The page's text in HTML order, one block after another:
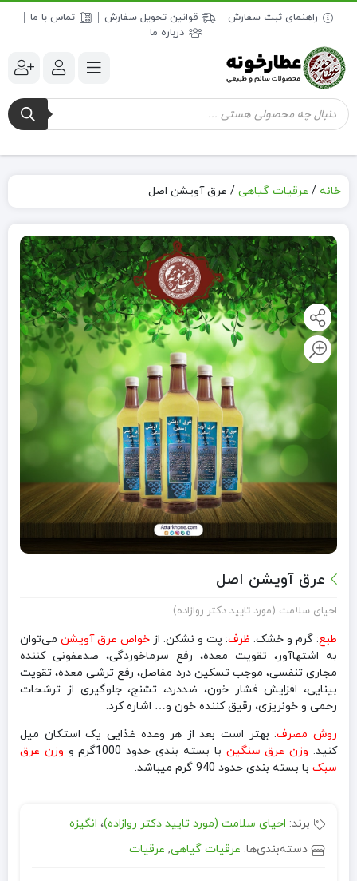
راهنمای ثبت سفارش قوانین تحویل سفارش
تماس با ما
درباره ما
جستجوی
محصولات
خانه / عرقیات گیاهی / عرق آویشن اصل
عرق آویشن اصل
احیای سلامت (مورد تایید دکتر روازاده)
طبع: گرم و خشک. ظرف: پت و نشکن. از خواص عرق آویشن می‌توان
به اشتهاآور، تقویت معده، رفع سرماخوردگی، ضدعفونی کننده
مجاری تنفسی، موجب تسکین درد مفاصل، رفع ترشی معده، تقویت
بینایی، افزایش فشار خون، ضددرد، تشنج، جلوگیری از ترشحات
رحمی و خونریزی، رقیق کننده خون و… اشاره کرد.
روش مصرف: بهتر است بعد از هر وعده غذایی یک استکان میل
کنید. وزن عرق سنگین با بسته بندی حدود 1000گرم و
وزن عرق
سبک با بسته بندی حدود 940 گرم میباشد.
برند: احیای سلامت (مورد تایید دکتر روازاده)، انگیزه
دسته‌بندی‌ها: عرقیات گیاهی, عرقیات